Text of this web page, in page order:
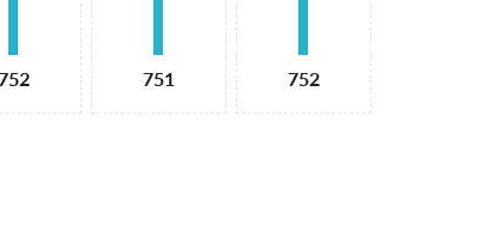
751 752